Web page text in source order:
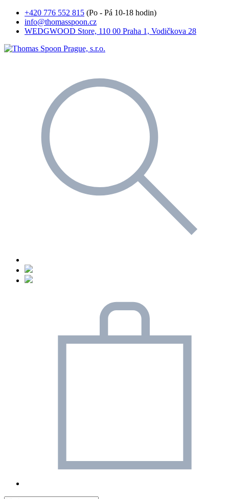
+420 776 552 815 (Po - Pá 10-18 hodin)
info@thomasspoon.cz
WEDGWOOD Store, 110 00 Praha 1, Vodičkova 28